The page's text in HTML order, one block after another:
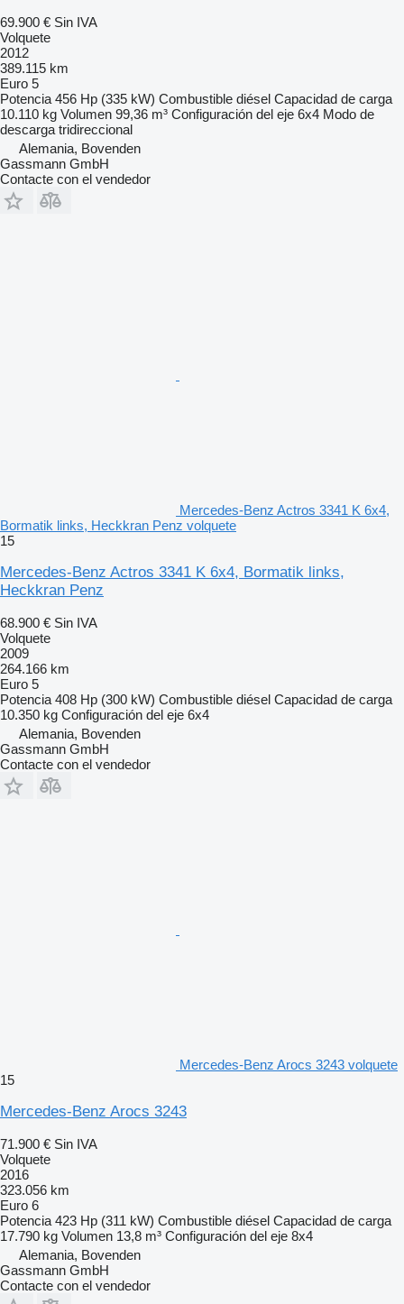
69.900 € Sin IVA
Volquete
2012
389.115 km
Euro 5
Potencia 456 Hp (335 kW) Combustible diésel Capacidad de carga
10.110 kg Volumen 99,36 m³ Configuración del eje 6x4 Modo de
descarga tridireccional
Alemania, Bovenden
Gassmann GmbH
Contacte con el vendedor
Mercedes-Benz Actros 3341 K 6x4,
Bormatik links, Heckkran Penz volquete
15
Mercedes-Benz Actros 3341 K 6x4, Bormatik links,
Heckkran Penz
68.900 € Sin IVA
Volquete
2009
264.166 km
Euro 5
Potencia 408 Hp (300 kW) Combustible diésel Capacidad de carga
10.350 kg Configuración del eje 6x4
Alemania, Bovenden
Gassmann GmbH
Contacte con el vendedor
Mercedes-Benz Arocs 3243 volquete
15
Mercedes-Benz Arocs 3243
71.900 € Sin IVA
Volquete
2016
323.056 km
Euro 6
Potencia 423 Hp (311 kW) Combustible diésel Capacidad de carga
17.790 kg Volumen 13,8 m³ Configuración del eje 8x4
Alemania, Bovenden
Gassmann GmbH
Contacte con el vendedor